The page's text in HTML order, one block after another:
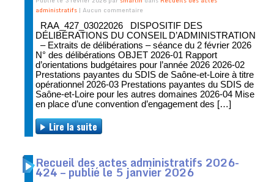
administratifs | Aucun commentaire
RAA_427_03022026 DISPOSITIF DES
DÉLIBÉRATIONS DU CONSEIL D’ADMINISTRATION
– Extraits de délibérations – séance du 2 février 2026
N° des délibérations OBJET 2026-01 Rapport
d’orientations budgétaires pour l’année 2026 2026-02
Prestations payantes du SDIS de Saône-et-Loire à titre
opérationnel 2026-03 Prestations payantes du SDIS de
Saône-et-Loire pour les autres domaines 2026-04 Mise
en place d’une convention d’engagement des […]
Lire la suite
Recueil des actes administratifs 2026-
424 – publié le 5 janvier 2026